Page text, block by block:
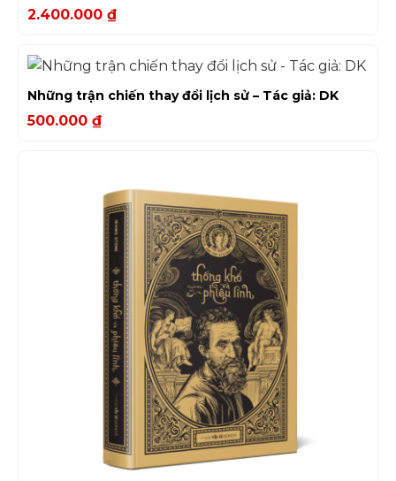
2.400.000 ₫
Những trận chiến thay đổi lịch sử – Tác giả: DK
500.000 ₫